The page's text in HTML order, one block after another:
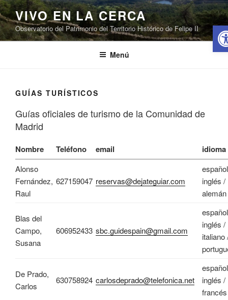
Saltar
al
contenido
VIVO EN LA CERCA
Observatorio del Patrimonio del Territorio Histórico de Felipe II
Menú
GUÍAS TURÍSTICOS
Guías oficiales de turismo de la Comunidad de
Madrid
Nombre Teléfono email idioma
Alonso
Fernández,
Raul
627159047 reservas@dejateguiar.com
inglés /
alemán
Blas del
Campo,
Susana
606952433 sbc.guidespain@gmail.com
inglés /
italiano
De Prado,
Carlos
630758924 carlosdeprado@telefonica.net
inglés /
francés